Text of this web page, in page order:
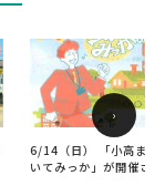
6/14（日） 「小高まち
いてみっか」が開催さ
›